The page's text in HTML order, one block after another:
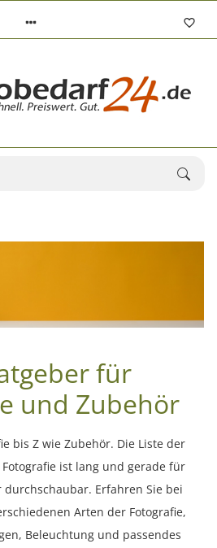
für
und Zubehör
bis Z wie Zubehör. Die Liste der
ist lang und gerade für
durchschaubar. Erfahren Sie bei
Arten der Fotografie,
Beleuchtung und passendes